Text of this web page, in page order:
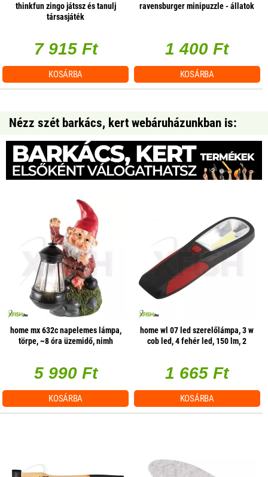
thinkfun zingo játssz és tanulj
társasjáték
7 915 Ft
KOSÁRBA
ravensburger minipuzzle - állatok
1 400 Ft
KOSÁRBA
Nézz szét barkács, kert webáruházunkban is:
home mx 632c napelemes lámpa,
törpe, ~8 óra üzemidő, nimh
5 990 Ft
KOSÁRBA
home wl 07 led szerelőlámpa, 3 w
cob led, 4 fehér led, 150 lm, 2
1 665 Ft
KOSÁRBA